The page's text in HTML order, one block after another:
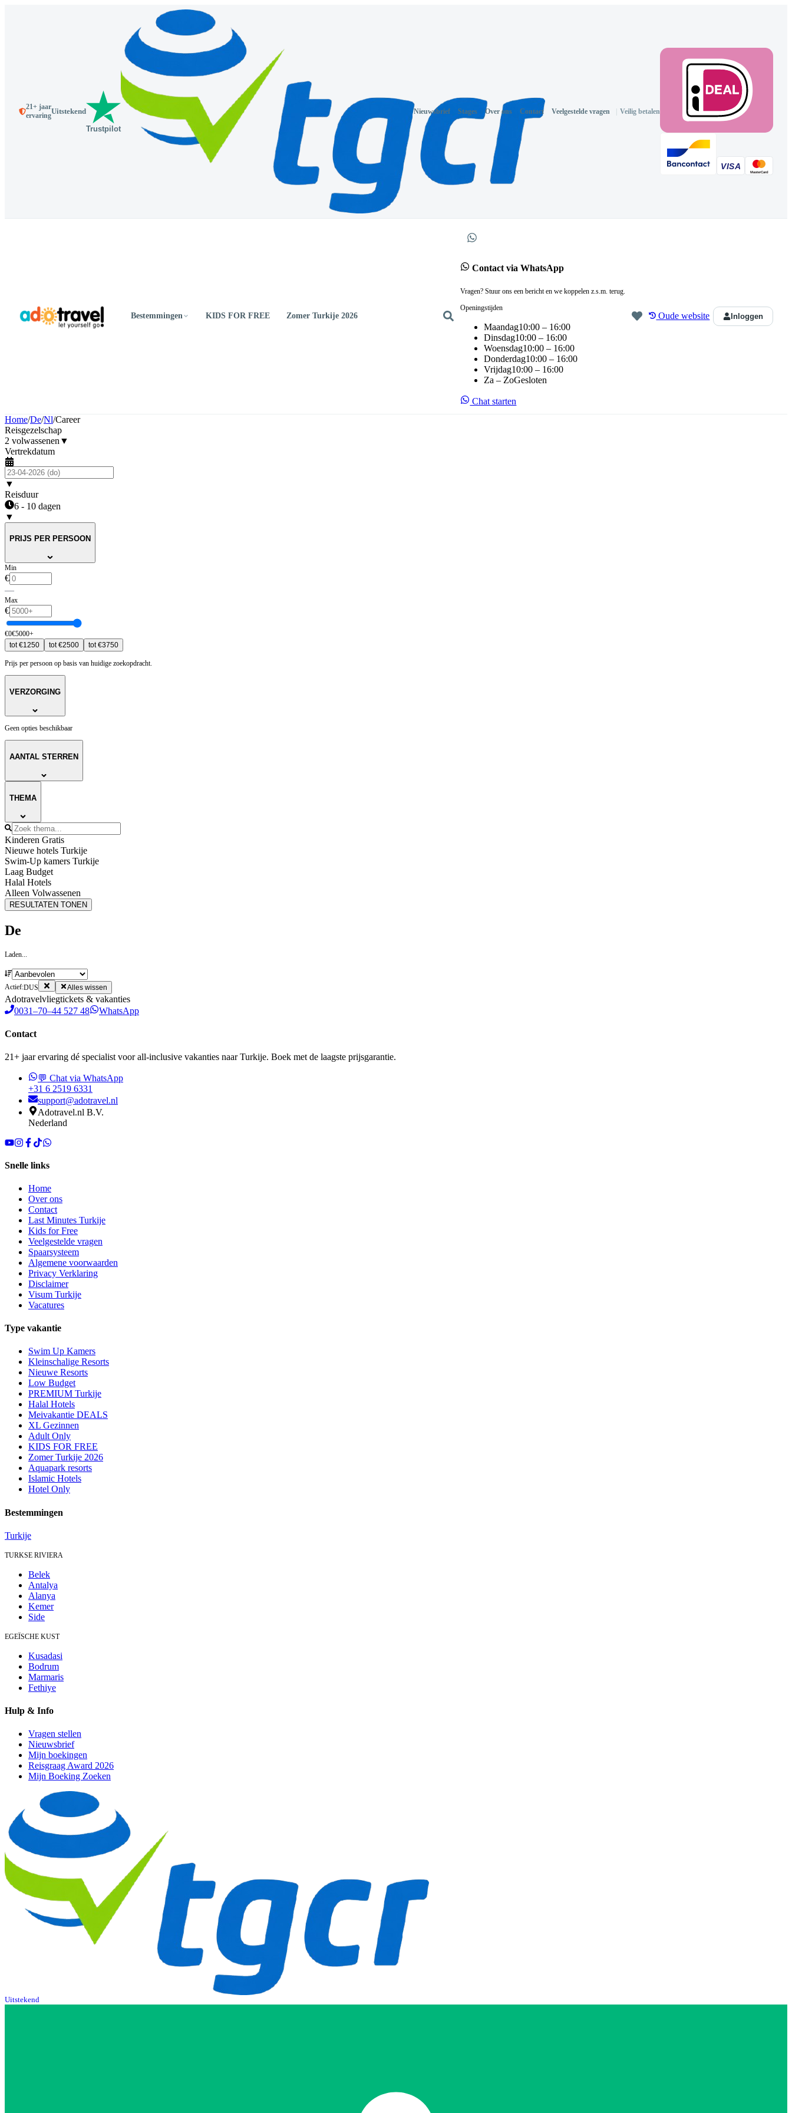
21+ jaar
ervaringUitstekend
Trustpilot
Nieuwsbrief Stages Over ons Contact Veelgestelde vragen | Veilig betalen
Bestemmingen KIDS FOR FREE Zomer Turkije 2026
Contact via WhatsApp
Vragen? Stuur ons een bericht en we koppelen z.s.m. terug.
Openingstijden
Maandag10:00 – 16:00
Dinsdag10:00 – 16:00
Woensdag10:00 – 16:00
Donderdag10:00 – 16:00
Vrijdag10:00 – 16:00
Za – ZoGesloten
Chat starten
Oude website Inloggen
Home/De/Nl/Career
Reisgezelschap
2 volwassenen ▼
Vertrekdatum
▼
Reisduur
6 - 10 dagen
▼
PRIJS PER PERSOON
Min
€
—
Max
€
€0€5000+
tot€1250 tot€2500 tot€3750
Prijs per persoon op basis van huidige zoekopdracht.
VERZORGING
Geen opties beschikbaar
AANTAL STERREN
THEMA
Kinderen Gratis
Nieuwe hotels Turkije
Swim-Up kamers Turkije
Laag Budget
Halal Hotels
Alleen Volwassenen
RESULTATEN TONEN
De
Laden...
Actief:DUS Alles wissen
Adotravelvliegtickets & vakanties
0031–70–44 527 48
WhatsApp
Contact
21+ jaar ervaring dé specialist voor all-inclusive vakanties naar Turkije. Boek met de laagste prijsgarantie.
💬 Chat via WhatsApp
+31 6 2519 6331
support@adotravel.nl
Adotravel.nl B.V.
Nederland
Snelle links
Home
Over ons
Contact
Last Minutes Turkije
Kids for Free
Veelgestelde vragen
Spaarsysteem
Algemene voorwaarden
Privacy Verklaring
Disclaimer
Visum Turkije
Vacatures
Type vakantie
Swim Up Kamers
Kleinschalige Resorts
Nieuwe Resorts
Low Budget
PREMIUM Turkije
Halal Hotels
Meivakantie DEALS
XL Gezinnen
Adult Only
KIDS FOR FREE
Zomer Turkije 2026
Aquapark resorts
Islamic Hotels
Hotel Only
Bestemmingen
Turkije
TURKSE RIVIERA
Belek
Antalya
Alanya
Kemer
Side
EGEÏSCHE KUST
Kusadasi
Bodrum
Marmaris
Fethiye
Hulp & Info
Vragen stellen
Nieuwsbrief
Mijn boekingen
Reisgraag Award 2026
Mijn Boeking Zoeken
Uitstekend